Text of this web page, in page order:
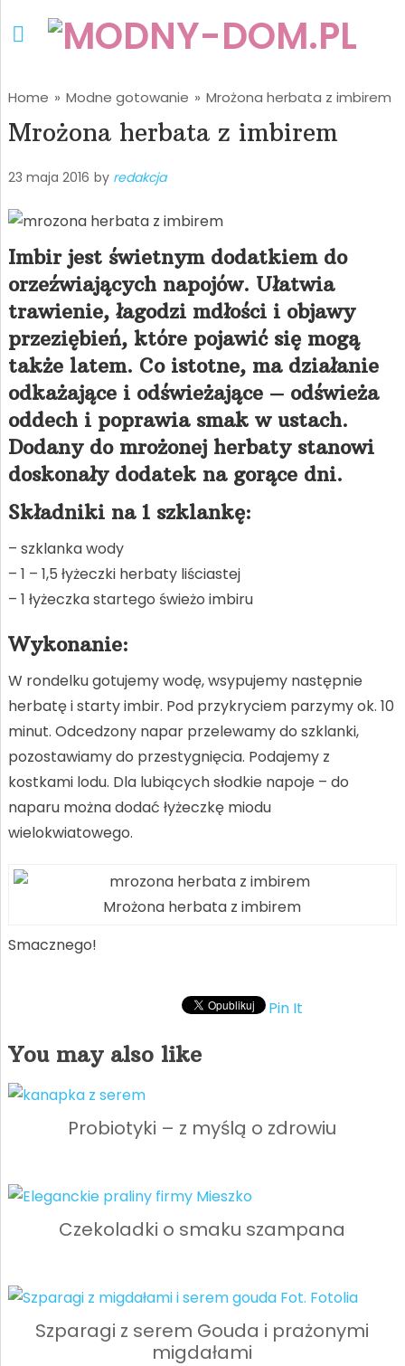
Home » Modne gotowanie » Mrożona herbata z imbirem
Mrożona herbata z imbirem
23 maja 2016 by redakcja
Imbir jest świetnym dodatkiem do
orzeźwiających napojów. Ułatwia
trawienie, łagodzi mdłości i objawy
przeziębień, które pojawić się mogą
także latem. Co istotne, ma działanie
odkażające i odświeżające – odświeża
oddech i poprawia smak w ustach.
Dodany do mrożonej herbaty stanowi
doskonały dodatek na gorące dni.
Składniki na 1 szklankę:
– szklanka wody
– 1 – 1,5 łyżeczki herbaty liściastej
– 1 łyżeczka startego świeżo imbiru
Wykonanie:
W rondelku gotujemy wodę, wsypujemy następnie
herbatę i starty imbir. Pod przykryciem parzymy ok. 10
minut. Odcedzony napar przelewamy do szklanki,
pozostawiamy do przestygnięcia. Podajemy z
kostkami lodu. Dla lubiących słodkie napoje – do
naparu można dodać łyżeczkę miodu
wielokwiatowego.
Mrożona herbata z imbirem
Smacznego!
Pin It
You may also like
Probiotyki – z myślą o zdrowiu
Czekoladki o smaku szampana
Szparagi z serem Gouda i prażonymi
migdałami